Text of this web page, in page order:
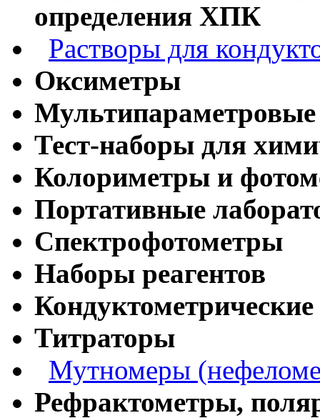
определения ХПК
Растворы для
Оксиметры
Тест-наборы для
Колориметры и
Портативные
Спектрофотометры
Наборы реагентов
Титраторы
Мутномеры
Рефрактометры,